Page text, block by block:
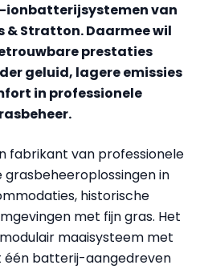
van
& Stratton. Daarmee wil
prestaties
geluid, lagere emissies
in professionele
fabrikant van professionele
in
historische
met fijn gras. Het
maaisysteem met
één batterij-aangedreven